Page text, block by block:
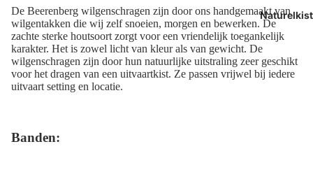
Afbeelding
openen
volledig
scherm
Afbeelding
openen
volledig
scherm
Afbeelding
openen
volledig
scherm
Afbeelding
openen
volledig
scherm
Afbeelding
openen
volledig
scherm
Afbeelding
openen
volledig
scherm
Afbeelding
openen
volledig
scherm
Afbeelding
openen
volledig
scherm
De Beerenberg wilgenschragen zijn door ons handgemaakt van
wilgentakken die wij zelf snoeien, morgen en bewerken. De
zachte sterke houtsoort zorgt voor een vriendelijk toegankelijk
karakter. Het is zowel licht van kleur als van gewicht. De
wilgenschragen zijn door hun natuurlijke uitstraling zeer geschikt
voor het dragen van een uitvaartkist. Ze passen vrijwel bij iedere
uitvaart setting en locatie.
Banden: